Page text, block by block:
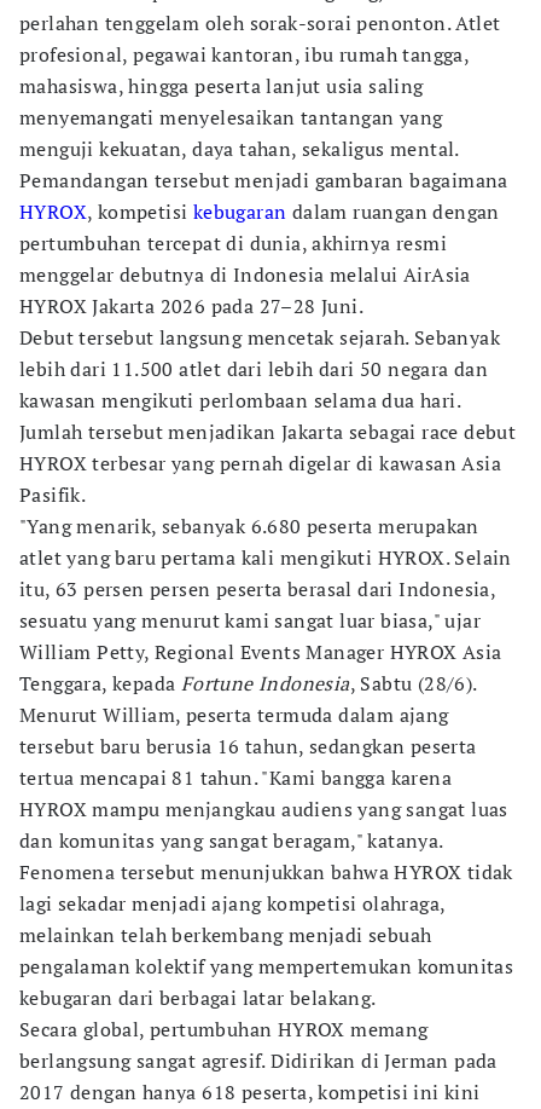
perlahan tenggelam oleh sorak-sorai penonton. Atlet
profesional, pegawai kantoran, ibu rumah tangga,
mahasiswa, hingga peserta lanjut usia saling
menyemangati menyelesaikan tantangan yang
menguji kekuatan, daya tahan, sekaligus mental.
Pemandangan tersebut menjadi gambaran bagaimana
HYROX, kompetisi kebugaran dalam ruangan dengan
pertumbuhan tercepat di dunia, akhirnya resmi
menggelar debutnya di Indonesia melalui AirAsia
HYROX Jakarta 2026 pada 27–28 Juni.
Debut tersebut langsung mencetak sejarah. Sebanyak
lebih dari 11.500 atlet dari lebih dari 50 negara dan
kawasan mengikuti perlombaan selama dua hari.
Jumlah tersebut menjadikan Jakarta sebagai race debut
HYROX terbesar yang pernah digelar di kawasan Asia
Pasifik.
"Yang menarik, sebanyak 6.680 peserta merupakan
atlet yang baru pertama kali mengikuti HYROX. Selain
itu, 63 persen persen peserta berasal dari Indonesia,
sesuatu yang menurut kami sangat luar biasa," ujar
William Petty, Regional Events Manager HYROX Asia
Tenggara, kepada Fortune Indonesia, Sabtu (28/6).
Menurut William, peserta termuda dalam ajang
tersebut baru berusia 16 tahun, sedangkan peserta
tertua mencapai 81 tahun. "Kami bangga karena
HYROX mampu menjangkau audiens yang sangat luas
dan komunitas yang sangat beragam," katanya.
Fenomena tersebut menunjukkan bahwa HYROX tidak
lagi sekadar menjadi ajang kompetisi olahraga,
melainkan telah berkembang menjadi sebuah
pengalaman kolektif yang mempertemukan komunitas
kebugaran dari berbagai latar belakang.
Secara global, pertumbuhan HYROX memang
berlangsung sangat agresif. Didirikan di Jerman pada
2017 dengan hanya 618 peserta, kompetisi ini kini